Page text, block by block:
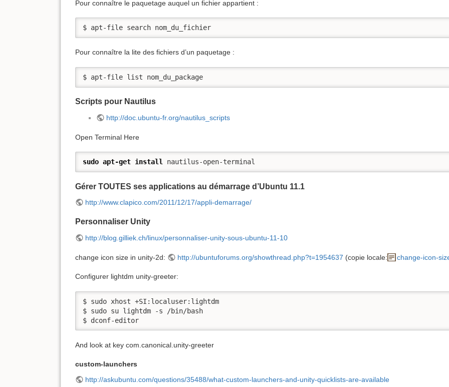
Pour connaître le paquetage auquel un fichier appartient :
$ apt-file search nom_du_fichier
Pour connaître la lite des fichiers d’un paquetage :
$ apt-file list nom_du_package
Scripts pour Nautilus
http://doc.ubuntu-fr.org/nautilus_scripts
Open Terminal Here
sudo apt-get install nautilus-open-terminal
Gérer TOUTES ses applications au démarrage d’Ubuntu 11.1
http://www.clapico.com/2011/12/17/appli-demarrage/
Personnaliser Unity
http://blog.gilliek.ch/linux/personnaliser-unity-sous-ubuntu-11-10
change icon size in unity-2d: http://ubuntuforums.org/showthread.php?t=1954637 (copie locale: change-icon-
Configurer lightdm unity-greeter:
$ sudo xhost +SI:localuser:lightdm
$ sudo su lightdm -s /bin/bash
$ dconf-editor
And look at key com.canonical.unity-greeter
custom-launchers
http://askubuntu.com/questions/35488/what-custom-launchers-and-unity-quicklists-are-available